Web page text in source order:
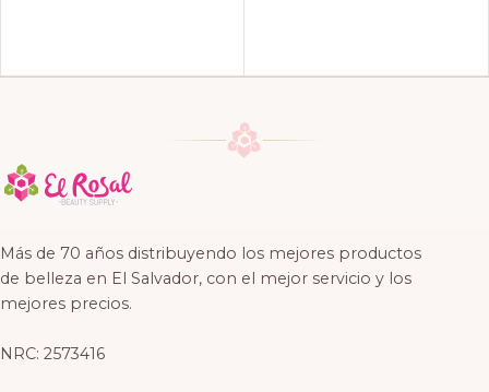
Más de 70 años distribuyendo los mejores productos
de belleza en El Salvador, con el mejor servicio y los
mejores precios.
NRC: 2573416